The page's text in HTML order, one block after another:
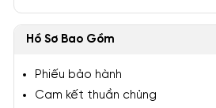
Hồ Sơ Bao Gồm
Phiếu bảo hành
Cam kết thuần chủng